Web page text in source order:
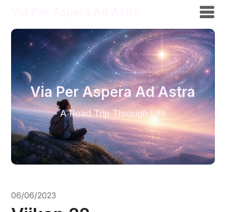
Via Per Aspera Ad Astra
A Road Trip Through Life
06/06/2023